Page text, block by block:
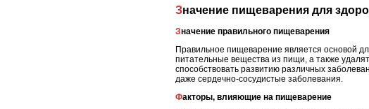
Значение пищеварения для
Значение правильного пищеварения
Правильное пищеварение является основой
питательные вещества из пищи, а также
способствовать развитию различных
даже сердечно-сосудистые заболевания.
Факторы, влияющие на пищеварение